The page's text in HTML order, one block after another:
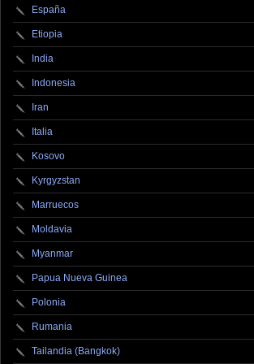
España
Etiopia
India
Indonesia
Iran
Italia
Kosovo
Kyrgyzstan
Marruecos
Moldavia
Myanmar
Papua Nueva Guinea
Polonia
Rumania
Tailandia (Bangkok)